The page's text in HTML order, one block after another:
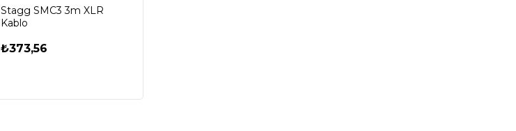
Stagg SMC3 3m XLR
Kablo
₺373,56